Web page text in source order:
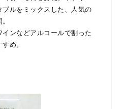
ルをミックスした、人気の
ンなどアルコールで割った
め。